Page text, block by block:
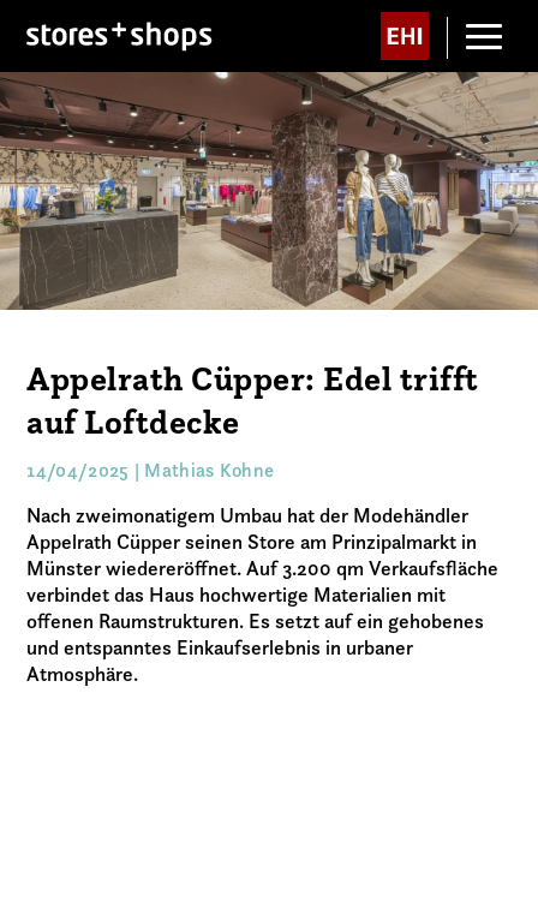
Appelrath Cüpper: Edel trifft
auf Loftdecke
14/04/2025 | Mathias Kohne
Nach zweimonatigem Umbau hat der Modehändler
Appelrath Cüpper seinen Store am Prinzipalmarkt in
Münster wiedereröffnet. Auf 3.200 qm Verkaufsfläche
verbindet das Haus hochwertige Materialien mit
offenen Raumstrukturen. Es setzt auf ein gehobenes
und entspanntes Einkaufserlebnis in urbaner
Atmosphäre.